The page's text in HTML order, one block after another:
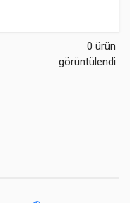
0 ürün
görüntülendi